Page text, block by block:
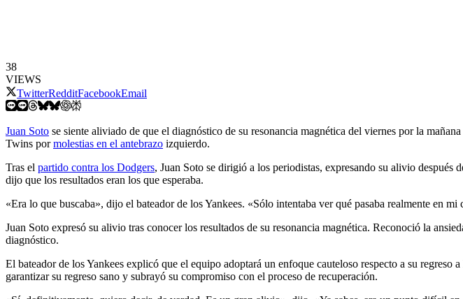
38
VIEWS
TwitterRedditFacebookEmail
Juan Soto se siente aliviado de que el diagnóstico de su resonancia magnética del viernes por la
Twins pormolestias en el antebrazo izquierdo.
Tras el partido contra los Dodgers, Juan Soto se dirigió a los periodistas, expresando su alivio después
dijo que los resultados eran los que esperaba.
«Era lo que buscaba», dijo el bateador de los Yankees. «Sólo intentaba ver qué pasaba realmente en
Juan Soto expresó su alivio tras conocer los resultados de su resonancia magnética. Reconoció la
diagnóstico.
El bateador de los Yankees explicó que el equipo adoptará un enfoque cauteloso respecto a su
garantizar su regreso sano y subrayó su compromiso con el proceso de recuperación.